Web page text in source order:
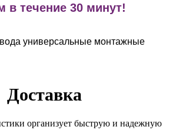
в течение 30 минут!
универсальные монтажные
Доставка
организует быструю и надежную